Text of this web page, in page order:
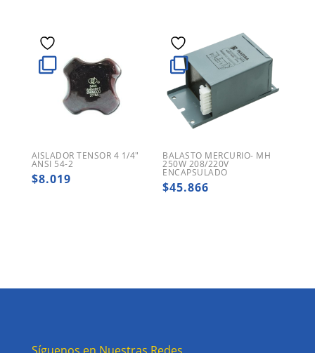
AISLADOR TENSOR 4 1/4″
ANSI 54-2
$8.019
BALASTO MERCURIO- MH
250W 208/220V
ENCAPSULADO
$45.866